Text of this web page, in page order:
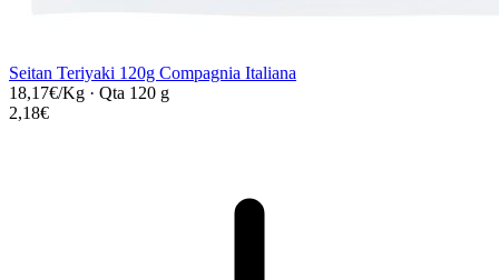
Seitan Teriyaki 120g Compagnia Italiana
18,17€/Kg · Qta 120 g
2,18€